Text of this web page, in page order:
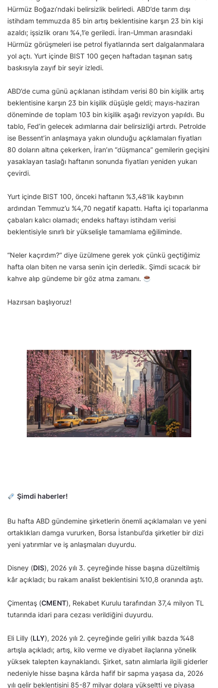
Hürmüz Boğazı’ndaki belirsizlik belirledi. ABD’de tarım dışı
istihdam temmuzda 85 bin artış beklentisine karşın 23 bin kişi
azaldı; işsizlik oranı %4,1’e geriledi. İran-Umman arasındaki
Hürmüz görüşmeleri ise petrol fiyatlarında sert dalgalanmalara
yol açtı. Yurt içinde BIST 100 geçen haftadan taşınan satış
baskısıyla zayıf bir seyir izledi.
ABD’de cuma günü açıklanan istihdam verisi 80 bin kişilik artış
beklentisine karşın 23 bin kişilik düşüşle geldi; mayıs-haziran
döneminde de toplam 103 bin kişilik aşağı revizyon yapıldı. Bu
tablo, Fed’in gelecek adımlarına dair belirsizliği artırdı. Petrolde
ise Bessent’in anlaşmaya yakın olunduğu açıklamaları fiyatları
80 doların altına çekerken, İran’ın “düşmanca” gemilerin geçişini
yasaklayan taslağı haftanın sonunda fiyatları yeniden yukarı
çevirdi.
Yurt içinde BIST 100, önceki haftanın %3,48’lik kaybının
ardından Temmuz’u %4,70 negatif kapattı. Hafta içi toparlanma
çabaları kalıcı olamadı; endeks haftayı istihdam verisi
beklentisiyle sınırlı bir yükselişle tamamlama eğiliminde.
“Neler kaçırdım?” diye üzülmene gerek yok çünkü geçtiğimiz
hafta olan biten ne varsa senin için derledik. Şimdi sıcacık bir
kahve alıp gündeme bir göz atma zamanı.
Hazırsan başlıyoruz!
Şimdi haberler!
Bu hafta ABD gündemine şirketlerin önemli açıklamaları ve yeni
ortaklıkları damga vururken, Borsa İstanbul’da şirketler bir dizi
yeni yatırımlar ve iş anlaşmaları duyurdu.
Disney (DIS), 2026 yılı 3. çeyreğinde hisse başına düzeltilmiş
kâr açıkladı; bu rakam analist beklentisini %10,8 oranında aştı.
Çimentaş (CMENT), Rekabet Kurulu tarafından 37,4 milyon TL
tutarında idari para cezası verildiğini duyurdu.
Eli Lilly (LLY), 2026 yılı 2. çeyreğinde geliri yıllık bazda %48
artışla açıkladı; artış, kilo verme ve diyabet ilaçlarına yönelik
yüksek talepten kaynaklandı. Şirket, satın alımlarla ilgili giderler
nedeniyle hisse başına kârda hafif bir sapma yaşasa da, 2026
yılı gelir beklentisini 85-87 milyar dolara yükseltti ve piyasa